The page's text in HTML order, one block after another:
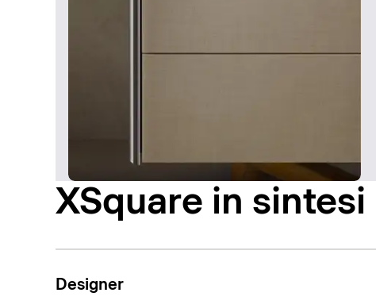
XSquare in sintesi
Designer